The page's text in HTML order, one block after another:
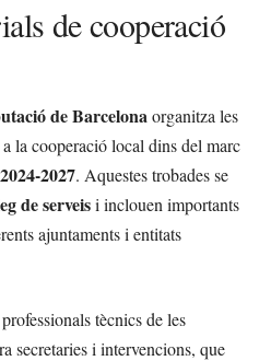
de cooperació
de Barcelonaorganitza les
la cooperació local dins del marc
2027. Aquestes trobades se
de serveisi inclouen importants
ajuntaments i entitats
tècnics de les
secretaries i intervencions, que